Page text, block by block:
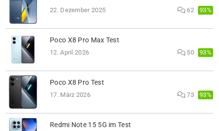
22. Dezember 2025 62 93%
Poco X8 Pro Max Test
12. April 2026 50 93%
Poco X8 Pro Test
17. März 2026 73 93%
Redmi Note 15 5G im Test